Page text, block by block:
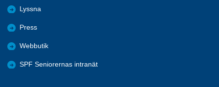
Lyssna
Press
Webbutik
SPF Seniorernas intranät